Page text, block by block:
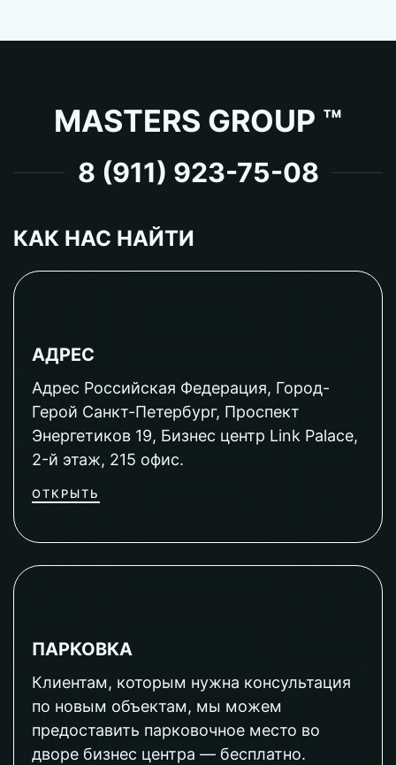
MASTERS GROUP ™
8 (911) 923-75-08
КАК НАС НАЙТИ
АДРЕС
Адрес Российская Федерация, Город-
Герой Санкт-Петербург, Проспект
Энергетиков 19, Бизнес центр Link Palace,
2-й этаж, 215 офис.
ОТКРЫТЬ
ПАРКОВКА
Клиентам, которым нужна консультация
по новым объектам, мы можем
предоставить парковочное место во
дворе бизнес центра — бесплатно.